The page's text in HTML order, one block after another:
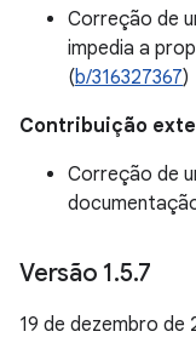
Correção de
impedia a
(b/316327367)
Contribuição
Correção de
Versão 1.5.7
19 de dezembro de